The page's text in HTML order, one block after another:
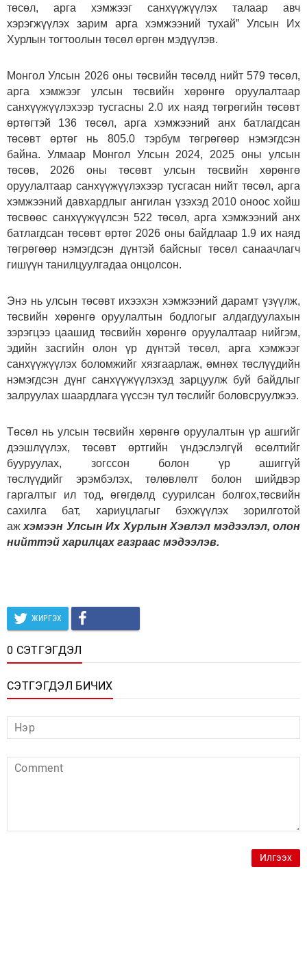
төсөл, арга хэмжээг санхүүжүүлэх талаар авч
хэрэгжүүлэх зарим арга хэмжээний тухай” Улсын Их
Хурлын тогтоолын төсөл өргөн мэдүүлэв.
Монгол Улсын 2026 оны төсвийн төсөлд нийт 579 төсөл,
арга хэмжээг улсын төсвийн хөрөнгө оруулалтаар
санхүүжүүлэхээр тусгасны 2.0 их наяд төгрөгийн төсөвт
өртөгтэй 136 төсөл, арга хэмжээний анх батлагдсан
төсөвт өртөг нь 805.0 тэрбум төгрөгөөр нэмэгдсэн
байна. Улмаар Монгол Улсын 2024, 2025 оны улсын
төсөв, 2026 оны төсөвт улсын төсвийн хөрөнгө
оруулалтаар санхүүжүүлэхээр тусгасан нийт төсөл, арга
хэмжээний давхардлыг ангилан үзэхэд 2010 оноос хойш
төсвөөс санхүүжүүлсэн 522 төсөл, арга хэмжээний анх
батлагдсан төсөвт өртөг 2026 оны байдлаар 1.9 их наяд
төгрөгөөр нэмэгдсэн дүнтэй байсныг төсөл санаачлагч
гишүүн танилцуулгадаа онцолсон.
Энэ нь улсын төсөвт ихээхэн хэмжээний дарамт үзүүлж,
төсвийн хөрөнгө оруулалтын бодлогыг алдагдуулахын
зэрэгцээ цаашид төсвийн хөрөнгө оруулалтаар нийгэм,
эдийн засгийн олон үр дүнтэй төсөл, арга хэмжээг
санхүүжүүлэх боломжийг хязгаарлаж, өмнөх төслүүдийн
нэмэгдсэн дүнг санхүүжүүлэхэд зарцуулж буй байдлыг
залруулах шаардлага үүссэн тул төслийг боловсруулжээ.
Төсөл нь улсын төсвийн хөрөнгө оруулалтын үр ашгийг
дээшлүүлэх, төсөвт өртгийн үндэслэлгүй өсөлтийг
бууруулах, зогссон болон үр ашиггүй
төслүүдийг эрэмбэлэх, төлөвлөлт болон шийдвэр
гаргалтыг ил тод, өгөгдөлд суурилсан болгох,төсвийн
сахилга бат, хариуцлагыг бэхжүүлэх зорилготой
ажхэмээн Улсын Их Хурлын Хэвлэл мэдээлэл, олон
нийттэй харилцах газраас мэдээлэв.
ЖИРГЭХ
0 СЭТГЭГДЭЛ
СЭТГЭГДЭЛ БИЧИХ
Илгээх